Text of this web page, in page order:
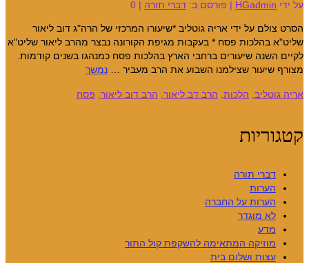
על ידי HGadmin
| פורסם ב: דברי תורה |
0
הסרט צולם על ידי אריה גוטליב *שיעורו המרכזי של הרה"ג דוב ליאור
שליט"א בהלכות פסח * בעקבות מגיפת הקורונה נבצר מהרב ליאור שליט"א
לקיים השנה שיעורים ברחבי הארץ בהלכות פסח כמנהגו בשנים קודמות.
מצורף שיעור שצילמנו השבוע את הרב מעביר …
נמשך
אריה גוטליב, הלכות, הרב דב ליאור, הרב דוב ליאור, פסח
קטגוריות
דברי תורה
הערות
הערות על החברה
לא מוגדר
מדע
מוזיקה המתאימה להשקפת קול התור
עצות ושלום בית